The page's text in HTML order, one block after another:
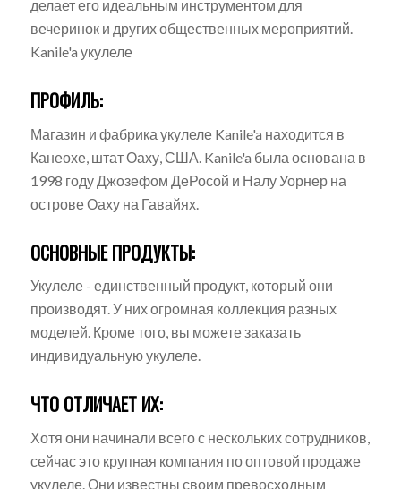
делает его идеальным инструментом для
вечеринок и других общественных мероприятий.
Kanile'a укулеле
ПРОФИЛЬ:
Магазин и фабрика укулеле Kanile'a находится в
Канеохе, штат Оаху, США. Kanile'a была основана в
1998 году Джозефом ДеРосой и Налу Уорнер на
острове Оаху на Гавайях.
ОСНОВНЫЕ ПРОДУКТЫ:
Укулеле - единственный продукт, который они
производят. У них огромная коллекция разных
моделей. Кроме того, вы можете заказать
индивидуальную укулеле.
ЧТО ОТЛИЧАЕТ ИХ:
Хотя они начинали всего с нескольких сотрудников,
сейчас это крупная компания по оптовой продаже
укулеле. Они известны своим превосходным